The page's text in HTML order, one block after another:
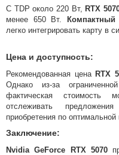
С TDP около 220 Вт, RTX
менее 650 Вт.
легко интегрировать карту в
Цена и доступность:
Рекомендованная цена RTX
Однако из-за
фактическая стоимость
отслеживать
приобретения по оптимальной
Заключение:
Nvidia GeForce RTX 5070